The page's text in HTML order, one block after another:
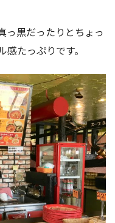
っ黒だったりとちょっ
たっぷりです。